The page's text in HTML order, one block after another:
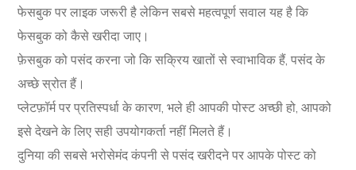
फेसबुक पर लाइक जरूरी है लेकिन सबसे महत्वपूर्ण सवाल यह है कि
फेसबुक को कैसे खरीदा जाए।
फ़ेसबुक को पसंद करना जो कि सक्रिय खातों से स्वाभाविक हैं, पसंद के
अच्छे स्रोत हैं।
प्लेटफ़ॉर्म पर प्रतिस्पर्धा के कारण, भले ही आपकी पोस्ट अच्छी हो, आपको
इसे देखने के लिए सही उपयोगकर्ता नहीं मिलते हैं।
दुनिया की सबसे भरोसेमंद कंपनी से पसंद खरीदने पर आपके पोस्ट को